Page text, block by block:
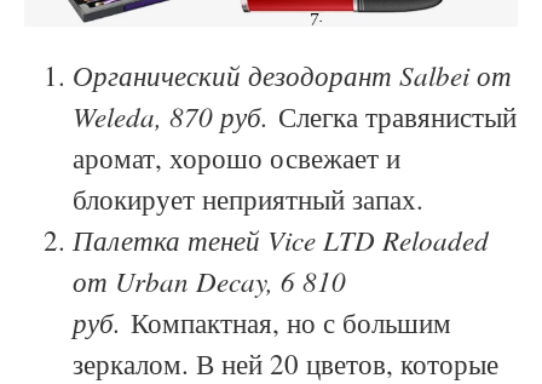
Органический дезодорант Salbei от
Weleda, 870 руб. Слегка травянистый
аромат, хорошо освежает и
блокирует неприятный запах.
Палетка теней Vice LTD Reloaded
от Urban Decay, 6 810
руб. Компактная, но с большим
зеркалом. В ней 20 цветов, которые